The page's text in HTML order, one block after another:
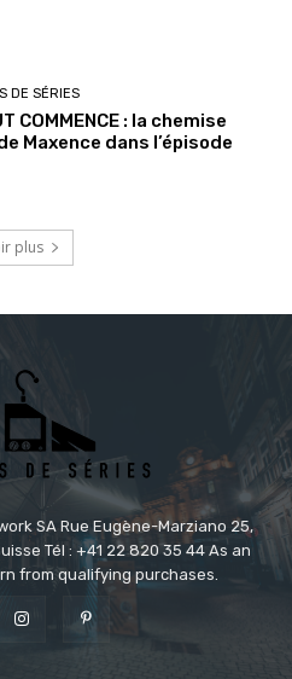
DE SÉRIES
COMMENCE : la chemise
Maxence dans l’épisode
plus
SA Rue Eugène-Marziano 25,
Tél : +41 22 820 35 44 As an
from qualifying purchases.